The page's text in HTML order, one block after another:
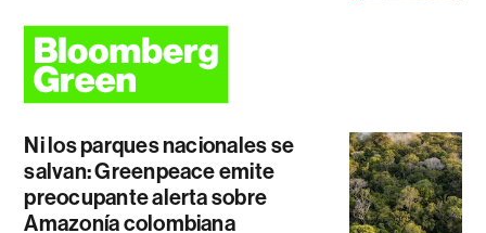
Ni los parques nacionales se
salvan: Greenpeace emite
preocupante alerta sobre
Amazonía colombiana